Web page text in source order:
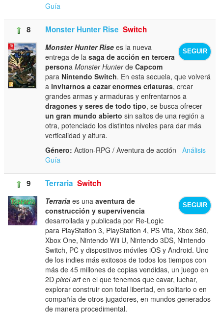
Guía
8 Monster Hunter Rise Switch
SEGUIR
Monster Hunter Rise es la nueva
entrega de lasaga de acción en tercera
personaMonster HunterdeCapcom
para Nintendo Switch. En esta secuela, que volverá
a invitarnos a cazar enormes criaturas, crear
grandes armas y armaduras y enfrentarnos a
dragones y seres de todo tipo, se busca ofrecer
un gran mundo abierto sin saltos de una región a
otra, potenciado los distintos niveles para dar más
verticalidad y altura.
Género: Action-RPG / Aventura de acciónAnálisis
Guía
9 Terraria Switch
SEGUIR
Terraria es unaaventura de
construcción y supervivencia
desarrollada y publicada por Re-Logic
para PlayStation 3, PlayStation 4, PS Vita, Xbox 360,
Xbox One, Nintendo Wii U, Nintendo 3DS, Nintendo
Switch, PC y dispositivos móviles iOS y Android. Uno
de los indies más exitosos de todos los tiempos con
más de 45 millones de copias vendidas, un juego en
2Dpixel arten el que tenemos que cavar, luchar,
explorar construir con total libertad, en solitario o en
compañía de otros jugadores, en mundos generados
de manera procedimental.